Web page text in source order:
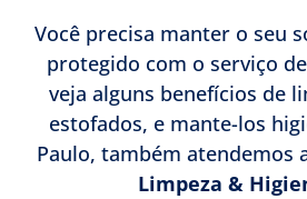
Você precisa manter o seu
protegido com o serviço
veja alguns benefícios de
estofados, e mante-los
Paulo, também atendemos
Limpeza &